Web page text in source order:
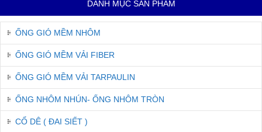
DANH MỤC SẢN PHẨM
ỐNG GIÓ MỀM NHÔM
ỐNG GIÓ MỀM VẢI FIBER
ỐNG GIÓ MỀM VẢI TARPAULIN
ỐNG NHÔM NHÚN- ỐNG NHÔM TRÒN
CỔ DÊ ( ĐAI SIẾT )